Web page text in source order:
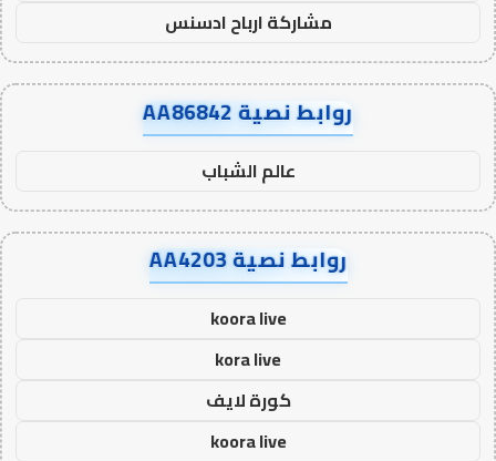
مشاركة ارباح ادسنس
روابط نصية AA86842
عالم الشباب
روابط نصية AA4203
koora live
kora live
كورة لايف
koora live